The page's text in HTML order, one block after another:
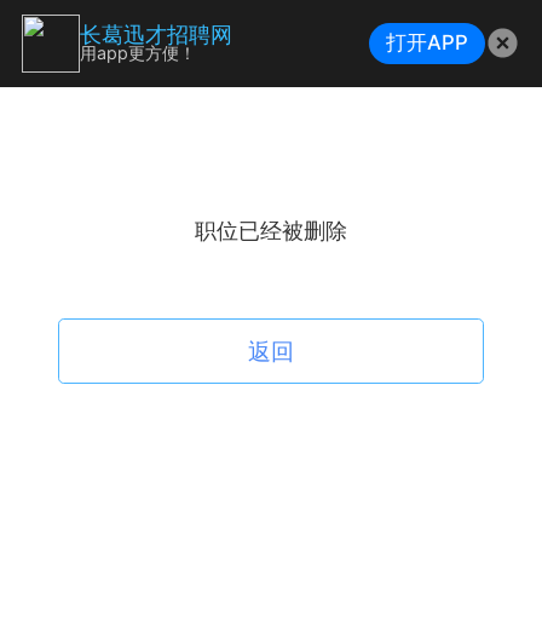
职位已经被删除
返回
长葛迅才招聘网
用app更方便！ 打开APP